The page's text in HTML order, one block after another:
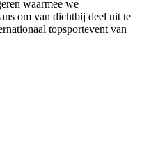
waarmee we
om van dichtbij deel uit te
topsportevent van